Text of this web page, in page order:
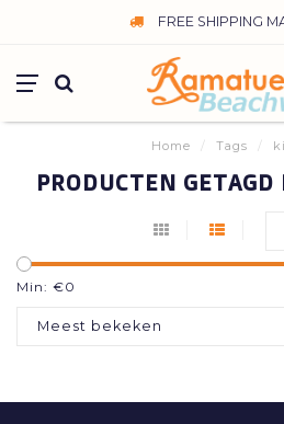
FREE SHIPPING
Home / Tags /
PRODUCTEN
Min: €0
Meest bekeken